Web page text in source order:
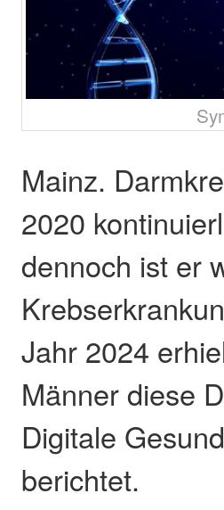
Mainz.
2020
dennoch ist er
Jahr 2024
Männer diese
Digitale
berichtet.